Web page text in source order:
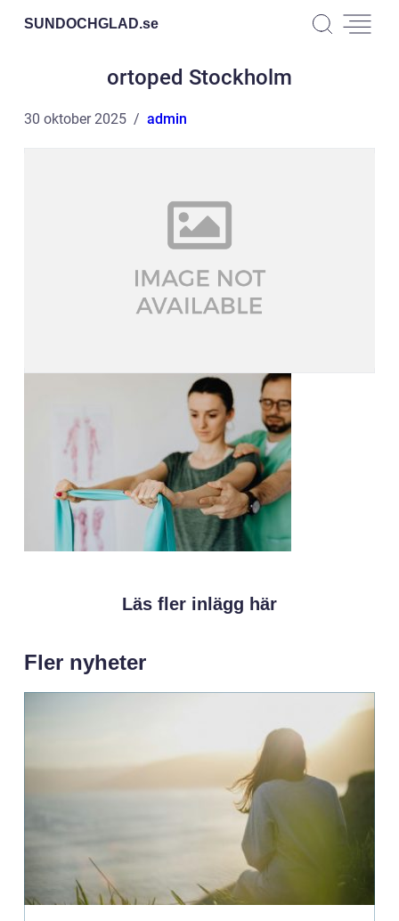
SUNDOCHGLAD.se
ortoped Stockholm
30 oktober 2025 admin
Läs fler inlägg här
Fler nyheter